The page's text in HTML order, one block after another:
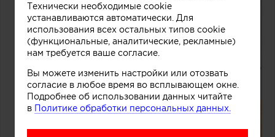
Технически необходимые cookie
устанавливаются автоматически. Для
использования всех остальных типов cookie
(функциональные, аналитические, рекламные)
нам требуется ваше согласие.
Вы можете изменить настройки или отозвать
согласие в любое время во всплывающем окне.
Подробнее об использовании данных читайте
в Политике обработки персональных данных.